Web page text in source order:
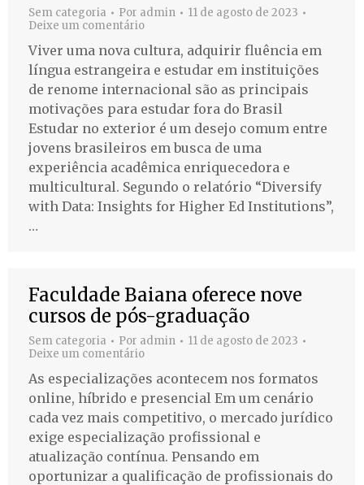
Sem categoria Por admin
11 de agosto de 2023
Deixe um comentário
Viver uma nova cultura, adquirir fluência em
língua estrangeira e estudar em instituições
de renome internacional são as principais
motivações para estudar fora do Brasil
Estudar no exterior é um desejo comum entre
jovens brasileiros em busca de uma
experiência acadêmica enriquecedora e
multicultural. Segundo o relatório “Diversify
with Data: Insights for Higher Ed Institutions”,
…
Faculdade Baiana oferece nove
cursos de pós-graduação
Sem categoria Por admin
11 de agosto de 2023
Deixe um comentário
As especializações acontecem nos formatos
online, híbrido e presencial Em um cenário
cada vez mais competitivo, o mercado jurídico
exige especialização profissional e
atualização contínua. Pensando em
oportunizar a qualificação de profissionais do